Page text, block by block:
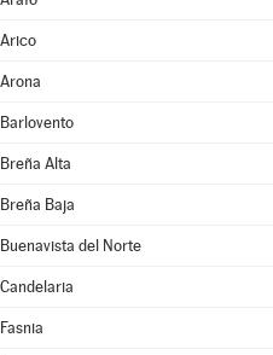
Arico
Arona
Barlovento
Breña Alta
Breña Baja
Buenavista del Norte
Candelaria
Fasnia